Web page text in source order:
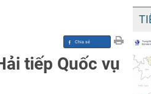
tiếp Quốc vụ